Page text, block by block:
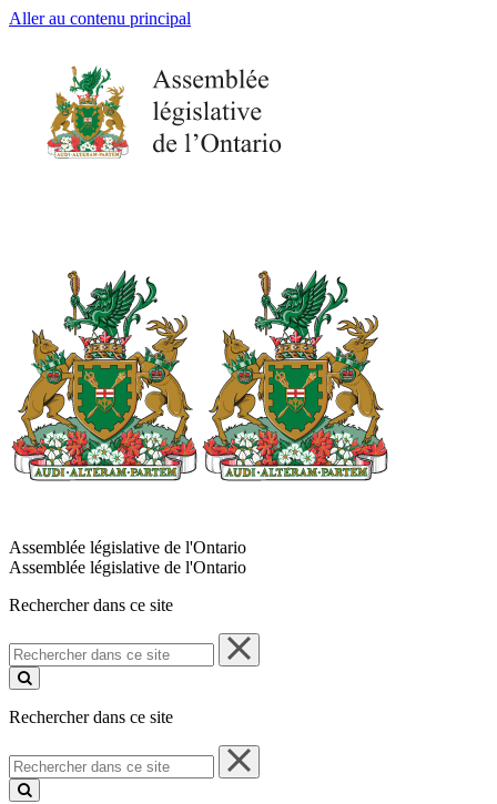
Aller au contenu principal
Assemblée législative de l'Ontario
Assemblée législative de l'Ontario
Rechercher dans ce site
Rechercher
dans
ce
Rechercher dans ce site
Rechercher
dans
ce